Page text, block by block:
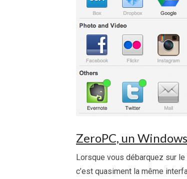
ZeroPC, un
Lorsque vous débarquez sur
c’est quasiment la même